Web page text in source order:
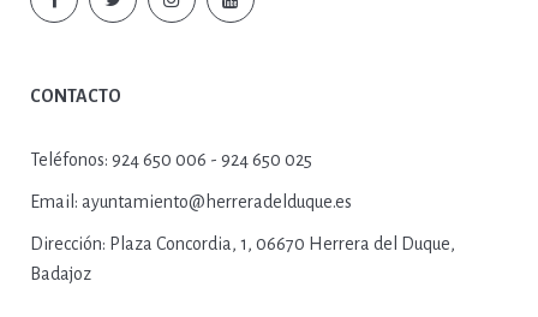
CONTACTO
Teléfonos: 924 650 006 - 924 650 025
Email: ayuntamiento@herreradelduque.es
Dirección: Plaza Concordia, 1, 06670 Herrera del Duque,
Badajoz